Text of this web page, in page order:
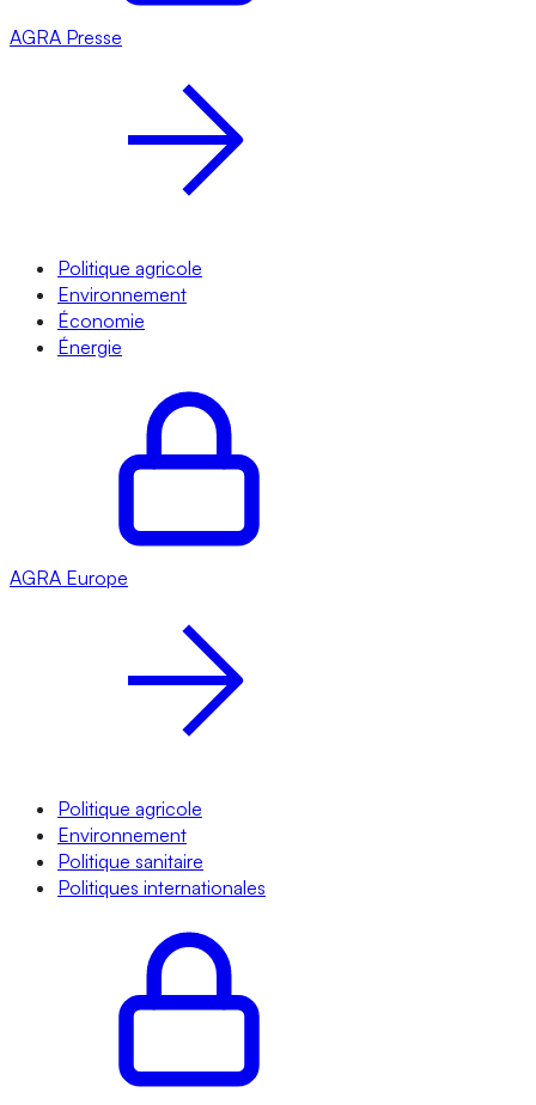
AGRA Presse
Politique agricole
Environnement
Économie
Énergie
AGRA Europe
Politique agricole
Environnement
Politique sanitaire
Politiques internationales